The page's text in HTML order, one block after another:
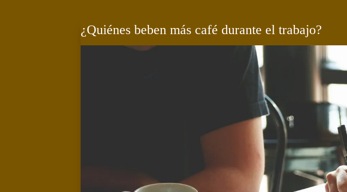
¿Quiénes beben más café durante el trabajo?